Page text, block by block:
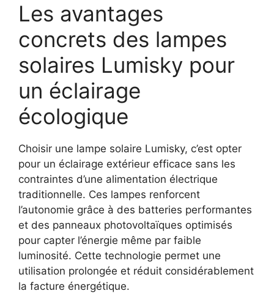
Les avantages
concrets des lampes
solaires Lumisky pour
un éclairage
écologique
Choisir une lampe solaire Lumisky, c’est opter
pour un éclairage extérieur efficace sans les
contraintes d’une alimentation électrique
traditionnelle. Ces lampes renforcent
l’autonomie grâce à des batteries performantes
et des panneaux photovoltaïques optimisés
pour capter l’énergie même par faible
luminosité. Cette technologie permet une
utilisation prolongée et réduit considérablement
la facture énergétique.